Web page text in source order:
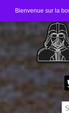
Bienvenue sur la